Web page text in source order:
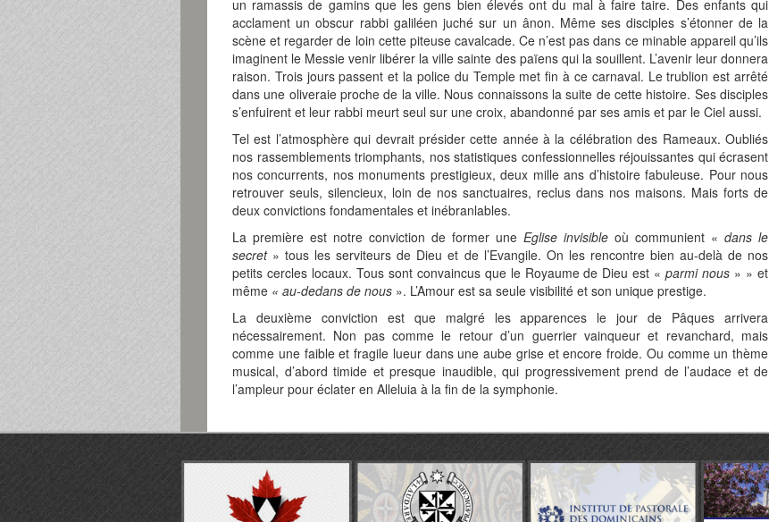
un ramassis de gamins que les gens bien élevés ont du mal à faire taire. Des enfants qui
acclament un obscur rabbi galiléen juché sur un ânon. Même ses disciples s’étonner de la
scène et regarder de loin cette piteuse cavalcade. Ce n’est pas dans ce minable appareil qu’ils
imaginent le Messie venir libérer la ville sainte des païens qui la souillent. L’avenir leur donnera
raison. Trois jours passent et la police du Temple met fin à ce carnaval. Le trublion est arrêté
dans une oliveraie proche de la ville. Nous connaissons la suite de cette histoire. Ses disciples
s’enfuirent et leur rabbi meurt seul sur une croix, abandonné par ses amis et par le Ciel aussi.
Tel est l’atmosphère qui devrait présider cette année à la célébration des Rameaux. Oubliés
nos rassemblements triomphants, nos statistiques confessionnelles réjouissantes qui écrasent
nos concurrents, nos monuments prestigieux, deux mille ans d’histoire fabuleuse. Pour nous
retrouver seuls, silencieux, loin de nos sanctuaires, reclus dans nos maisons. Mais forts de
deux convictions fondamentales et inébranlables.
La première est notre conviction de former une Eglise invisible où communient « dans le
secret» tous les serviteurs de Dieu et de l’Evangile. On les rencontre bien au-delà de nos
petits cercles locaux. Tous sont convaincus que le Royaume de Dieu est «parmi nous » » et
même « au-dedans de nous ». L’Amour est sa seule visibilité et son unique prestige.
La deuxième conviction est que malgré les apparences le jour de Pâques arrivera
nécessairement. Non pas comme le retour d’un guerrier vainqueur et revanchard, mais
comme une faible et fragile lueur dans une aube grise et encore froide. Ou comme un thème
musical, d’abord timide et presque inaudible, qui progressivement prend de l’audace et de
l’ampleur pour éclater en Alleluia à la fin de la symphonie.